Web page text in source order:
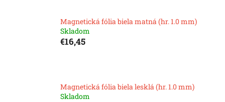
Magnetická fólia biela matná (hr. 1.0 mm)
Skladom
€16,45
Magnetická fólia biela lesklá (hr. 1.0 mm)
Skladom